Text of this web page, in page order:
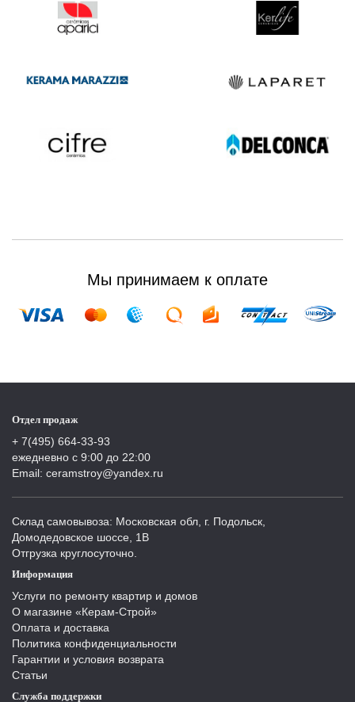
Мы принимаем к оплате
Отдел продаж
+ 7(495) 664-33-93
ежедневно с 9:00 до 22:00
Email: ceramstroy@yandex.ru
Склад самовывоза: Московская обл, г. Подольск,
Домодедовское шоссе, 1В
Отгрузка круглосуточно.
Информация
Услуги по ремонту квартир и домов
О магазине «Керам-Строй»
Оплата и доставка
Политика конфиденциальности
Гарантии и условия возврата
Статьи
Служба поддержки